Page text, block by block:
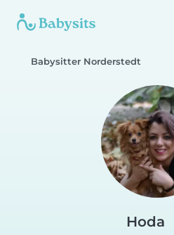
Babysitter Norderstedt
Hoda